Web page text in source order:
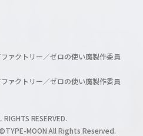
ァクトリー／ゼロの使い魔製作委員
ァクトリー／ゼロの使い魔製作委員
RESERVED.
MOON All Rights Reserved.